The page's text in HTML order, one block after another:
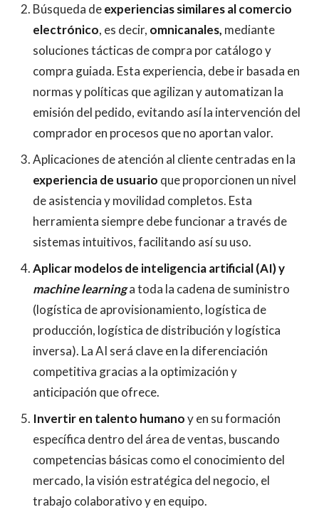
Búsqueda deexperiencias similares al comercio
electrónico, es decir, omnicanales, mediante
soluciones tácticas de compra por catálogo y
compra guiada. Esta experiencia, debe ir basada en
normas y políticas que agilizan y automatizan la
emisión del pedido, evitando así la intervención del
comprador en procesos que no aportan valor.
Aplicaciones de atención al cliente centradas en la
experiencia de usuario que proporcionen un nivel
de asistencia y movilidad completos. Esta
herramienta siempre debe funcionar a través de
sistemas intuitivos, facilitando así su uso.
Aplicar modelos de inteligencia artificial (AI) y
machine learninga toda la cadena de suministro
(logística de aprovisionamiento, logística de
producción, logística de distribución y logística
inversa). La AI será clave en la diferenciación
competitiva gracias a la optimización y
anticipación que ofrece.
Invertir en talento humanoy en su formación
específica dentro del área de ventas, buscando
competencias básicas como el conocimiento del
mercado, la visión estratégica del negocio, el
trabajo colaborativo y en equipo.